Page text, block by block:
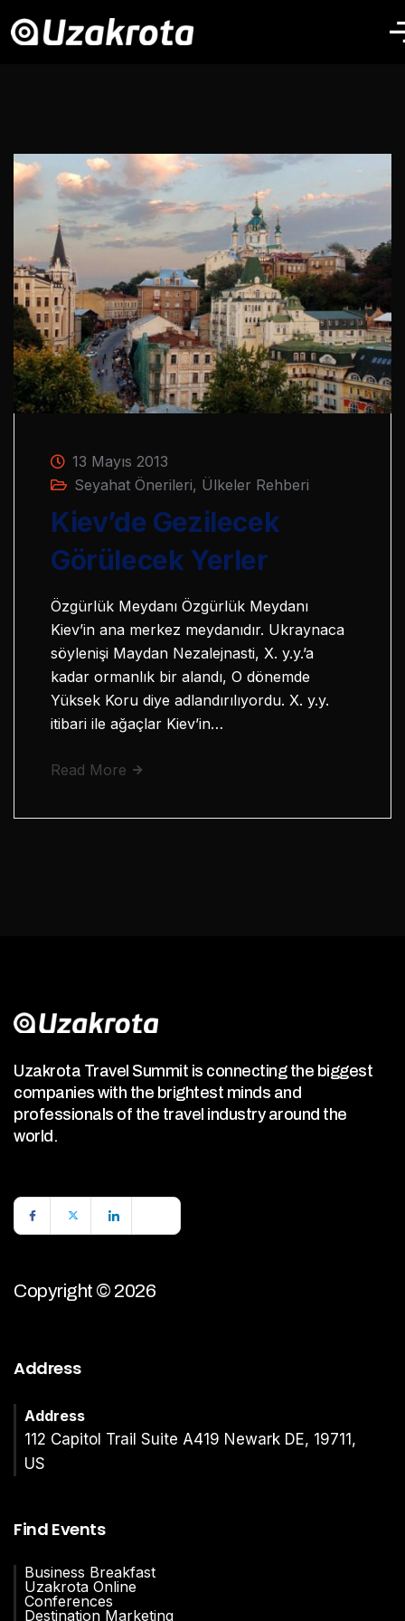
13 Mayıs 2013
Seyahat Önerileri, Ülkeler Rehberi
Kiev’de Gezilecek
Görülecek Yerler
Özgürlük Meydanı Özgürlük Meydanı
Kiev’in ana merkez meydanıdır. Ukraynaca
söylenişi Maydan Nezalejnasti, X. y.y.’a
kadar ormanlık bir alandı, O dönemde
Yüksek Koru diye adlandırılıyordu. X. y.y.
itibari ile ağaçlar Kiev’in…
Read More
Uzakrota Travel Summit is connecting the biggest
companies with the brightest minds and
professionals of the travel industry around the
world.
Copyright © 2026
Address
Address
112 Capitol Trail Suite A419 Newark DE, 19711,
US
Find Events
Business Breakfast
Uzakrota Online
Conferences
Destination Marketing